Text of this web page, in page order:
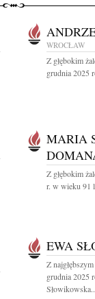
WROCŁAW
Z głębokim
grudnia 2025
MARIA
Z głębokim
r. w wieku 91
EWA
Z
grudnia 2025